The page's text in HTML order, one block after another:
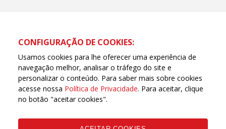
CONFIGURAÇÃO DE COOKIES:
Usamos cookies para lhe oferecer uma experiência de
navegação melhor, analisar o tráfego do site e
personalizar o conteúdo. Para saber mais sobre cookies
acesse nossa Política de Privacidade. Para aceitar, clique
no botão "aceitar cookies".